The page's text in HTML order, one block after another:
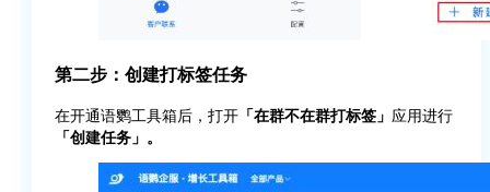
第二步：创建打标签任务
在开通语鹦工具箱后，打开 「在群不在群打标签」 应用进行
「创建任务」。